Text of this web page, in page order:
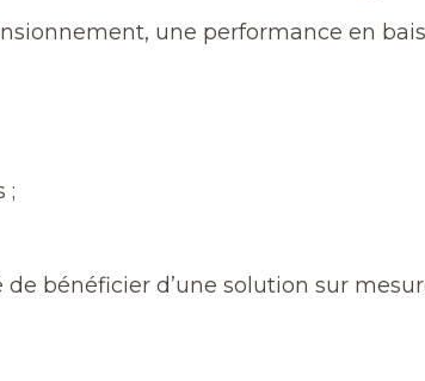
une performance en
;
bénéficier d’une solution sur